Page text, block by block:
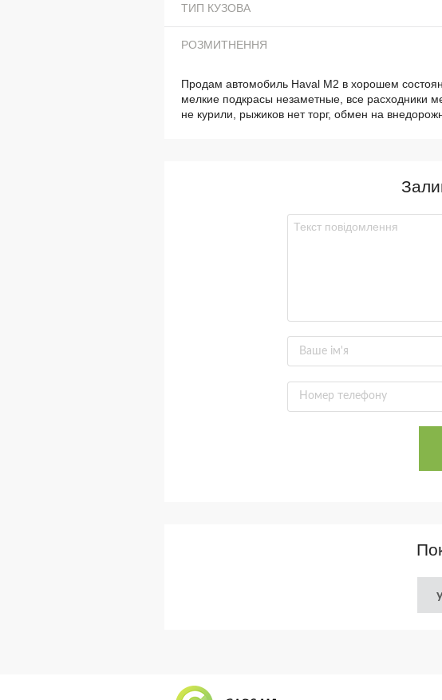
ТИП КУЗОВА
РОЗМИТНЕННЯ
Продам автомобиль Haval M2 в хорошем
мелкие подкрасы незаметные, все расходники
не курили, рыжиков нет торг, обмен на